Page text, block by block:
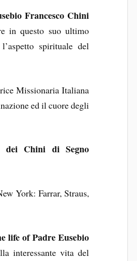
Francesco Chini
in questo suo ultimo
spirituale del
Missionaria Italiana
ed il cuore degli
dei Chini di Segno
York: Farrar, Straus,
life of Padre Eusebio
interessante vita del